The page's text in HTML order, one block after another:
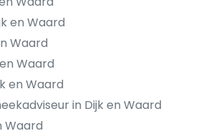
en Waard
Waard
Waard
en Waard
in Dijk en Waard
Waard